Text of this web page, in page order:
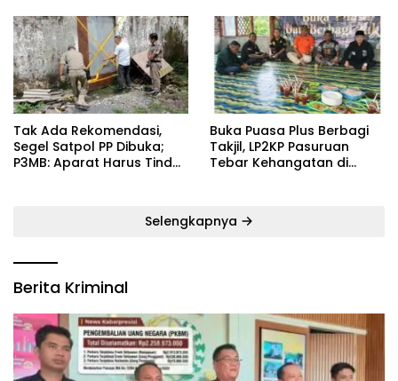
Kebangkitan Persekabpas
‎Tak Ada Rekomendasi,
Segel Satpol PP Dibuka;
P3MB: Aparat Harus Tindak
‎Buka Puasa Plus Berbagi
Takjil, LP2KP Pasuruan
Tebar Kehangatan di
Selengkapnya
Berita Kriminal